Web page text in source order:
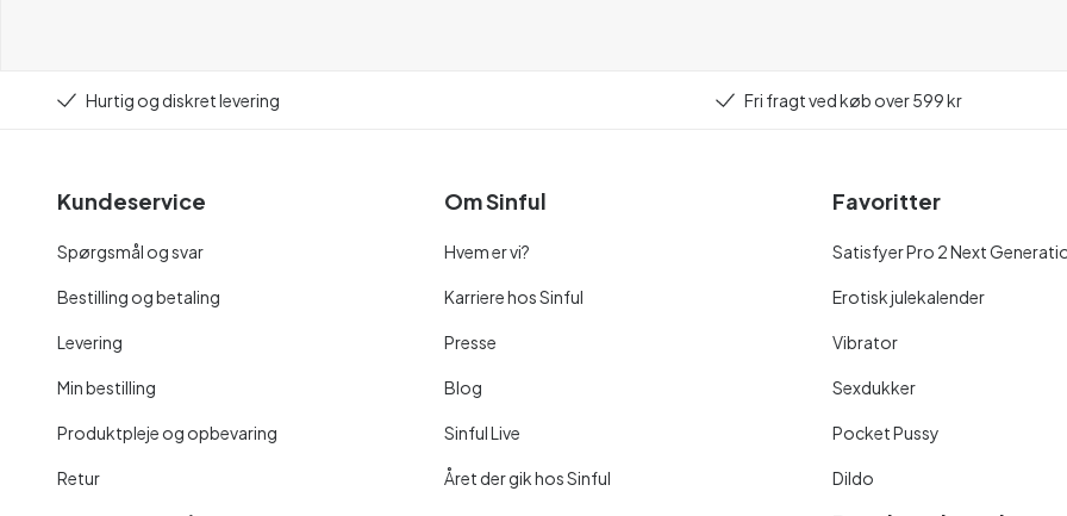
Hurtig og diskret levering Fri fragt ved køb over 599 kr
Kundeservice
Spørgsmål og svar
Bestilling og betaling
Levering
Min bestilling
Produktpleje og opbevaring
Retur
Om Sinful
Hvem er vi?
Karriere hos Sinful
Presse
Blog
Sinful Live
Året der gik hos Sinful
Favoritter
Satisfyer Pro 2 Next
Erotisk julekalender
Vibrator
Sexdukker
Pocket Pussy
Dildo